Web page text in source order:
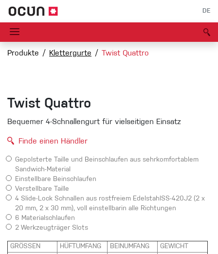
DE
Produkte Klettergurte Twist Quattro
Twist Quattro
Bequemer 4-Schnallengurt für vielseitigen Einsatz
Finde einen Händler
Gepolsterte Taille und Beinschlaufen aus sehrkomfortablem
Sandwich-Material
Einstellbare Beinschlaufen
Verstellbare Taille
4 Slide-Lock Schnallen aus rostfreiem EdelstahlSS-420J2 (2 x
20 mm, 2 x 30 mm), voll einstellbarin alle Richtungen
6 Materialschlaufen
2 Werkzeugträger Slots
GRÖSSEN HÜFTUMFANG BEINUMFANG
GEWICHT